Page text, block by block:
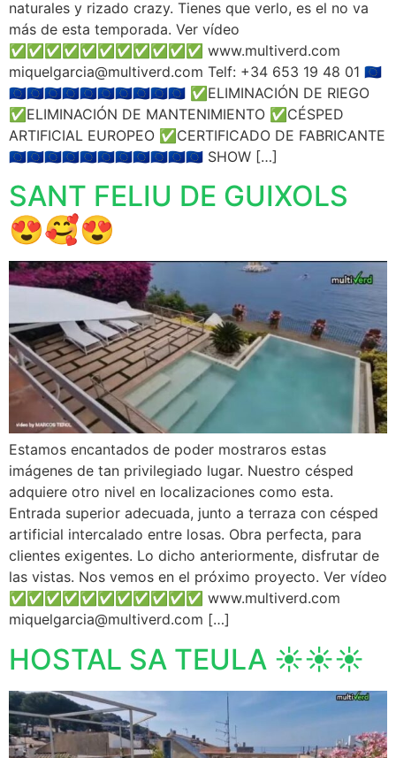
naturales y rizado crazy. Tienes que verlo, es el no va
más de esta temporada. Ver vídeo
✅️✅️✅️✅️✅️✅️✅️✅️✅️✅️✅️ www.multiverd.com
miquelgarcia@multiverd.com Telf: +34 653 19 48 01 🇪🇺
🇪🇺🇪🇺🇪🇺🇪🇺🇪🇺🇪🇺🇪🇺🇪🇺🇪🇺🇪🇺 ✅ELIMINACIÓN DE RIEGO
✅ELIMINACIÓN DE MANTENIMIENTO ✅CÉSPED
ARTIFICIAL EUROPEO ✅CERTIFICADO DE FABRICANTE
🇪🇺🇪🇺🇪🇺🇪🇺🇪🇺🇪🇺🇪🇺🇪🇺🇪🇺🇪🇺🇪🇺 SHOW […]
SANT FELIU DE GUIXOLS
😍🥰😍
Estamos encantados de poder mostraros estas
imágenes de tan privilegiado lugar. Nuestro césped
adquiere otro nivel en localizaciones como esta.
Entrada superior adecuada, junto a terraza con césped
artificial intercalado entre losas. Obra perfecta, para
clientes exigentes. Lo dicho anteriormente, disfrutar de
las vistas. Nos vemos en el próximo proyecto. Ver vídeo
✅️✅️✅️✅️✅️✅️✅️✅️✅️✅️✅️ www.multiverd.com
miquelgarcia@multiverd.com […]
HOSTAL SA TEULA ☀️☀️☀️